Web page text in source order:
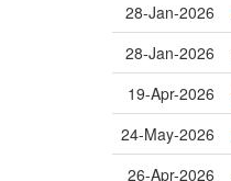
28-Jan-2026
28-Jan-2026
19-Apr-2026
24-May-2026
26-Apr-2026